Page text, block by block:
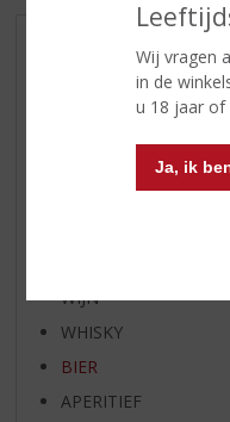
Wij vragen
in de
u 18 jaar of
Ja, ik
AANBIEDINGEN
WIJN VAN DE
WHISKY VAN DE
RUM VAN DE MAAND
BIER VAN DE MAAND
WIJN
WHISKY
BIER
APERITIEF